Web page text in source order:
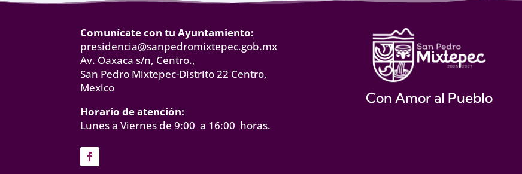
Comunícate con tu Ayuntamiento:
presidencia@sanpedromixtepec.gob.mx
Av. Oaxaca s/n, Centro.,
San Pedro Mixtepec-Distrito 22 Centro,
Mexico
Horario de atención:
Lunes a Viernes de 9:00 a 16:00 horas.
Con Amor al Pueblo